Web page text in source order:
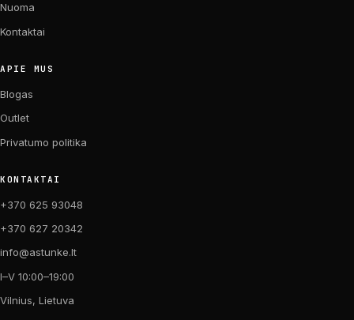
Nuoma
Kontaktai
APIE MUS
Blogas
Outlet
Privatumo politika
KONTAKTAI
+370 625 93048
+370 627 20342
info@astunke.lt
I–V 10:00–19:00
Vilnius, Lietuva